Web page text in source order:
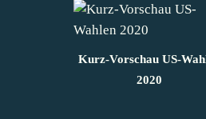
Kurz-Vorschau US-
2020